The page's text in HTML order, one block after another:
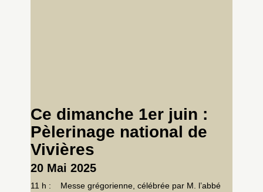
Ce dimanche 1er juin :
Pèlerinage national de
Vivières
20 Mai 2025
11 h : Messe grégorienne, célébrée par M. l’abbé